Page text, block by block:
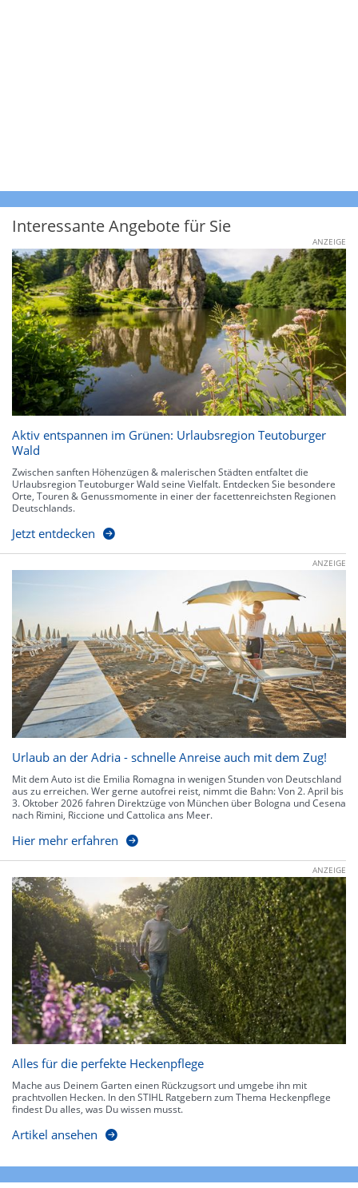
Interessante Angebote für Sie
ANZEIGE
Aktiv entspannen im Grünen: Urlaubsregion Teutoburger
Wald
Zwischen sanften Höhenzügen & malerischen Städten entfaltet die
Urlaubsregion Teutoburger Wald seine Vielfalt. Entdecken Sie besondere
Orte, Touren & Genussmomente in einer der facettenreichsten Regionen
Deutschlands.
Jetzt entdecken
ANZEIGE
Urlaub an der Adria - schnelle Anreise auch mit dem Zug!
Mit dem Auto ist die Emilia Romagna in wenigen Stunden von Deutschland
aus zu erreichen. Wer gerne autofrei reist, nimmt die Bahn: Von 2. April bis
3. Oktober 2026 fahren Direktzüge von München über Bologna und Cesena
nach Rimini, Riccione und Cattolica ans Meer.
Hier mehr erfahren
ANZEIGE
Alles für die perfekte Heckenpflege
Mache aus Deinem Garten einen Rückzugsort und umgebe ihn mit
prachtvollen Hecken. In den STIHL Ratgebern zum Thema Heckenpflege
findest Du alles, was Du wissen musst.
Artikel ansehen